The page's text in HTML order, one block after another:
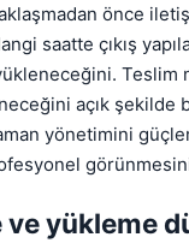
önce
saatte çıkış
Teslim
açık şekilde
yönetimini
ve yükleme